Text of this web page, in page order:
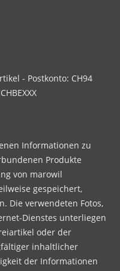
- Postkonto: CH94
Informationen zu
Produkte
von marowil
gespeichert,
Die verwendeten Fotos,
Dienstes unterliegen
oder der
inhaltlicher
der Informationen